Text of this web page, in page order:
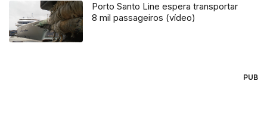
Porto Santo Line espera transportar
8 mil passageiros (vídeo)
PUB